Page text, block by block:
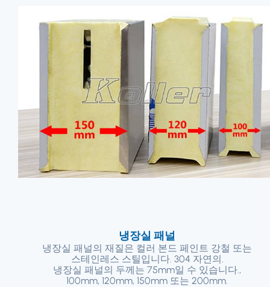
냉장실 패널
냉장실 패널의 재질은 컬러 본드 페인트 강철 또는
스테인레스 스틸입니다. 304 자연의.
냉장실 패널의 두께는 75mm일 수 있습니다.,
100mm, 120mm, 150mm 또는 200mm.